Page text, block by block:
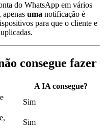
do WhatsApp em vários
apenas uma notificação é
para que o cliente e
consegue fazer
A IA consegue?
Sim
Sim